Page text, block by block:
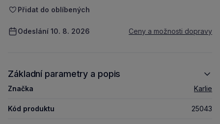
Přidat do oblíbených
Odeslání 10. 8. 2026 Ceny a možnosti dopravy
Základní parametry a popis
Značka Karlie
Kód produktu 25043